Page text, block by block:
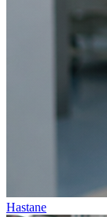
Hastane